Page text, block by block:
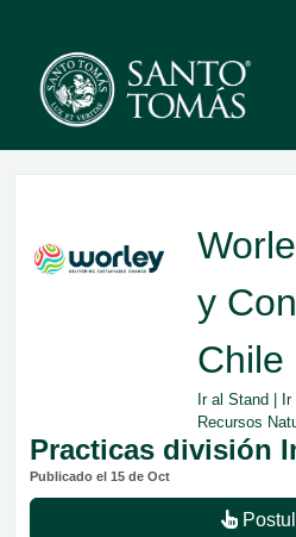
y
Chile
Ir al Stand
Recursos
Practicas división
Publicado el 15 de Oct